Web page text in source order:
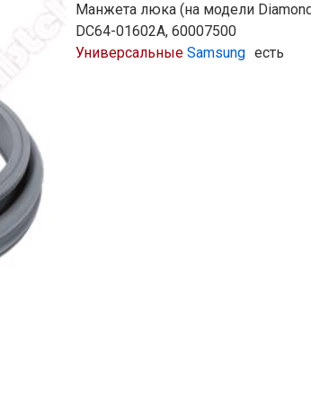
Манжета люка (на модели
DC64-01602A, 60007500
Универсальные Samsung есть